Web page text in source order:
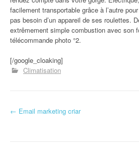
facilement transportable grâce à l’autre
pas besoin d’un appareil de ses roulettes.
extrêmement simple combustion avec son
télécommande photo °2.
[/google_cloaking]
Climatisation
Navigation d'article
← Email marketing criar